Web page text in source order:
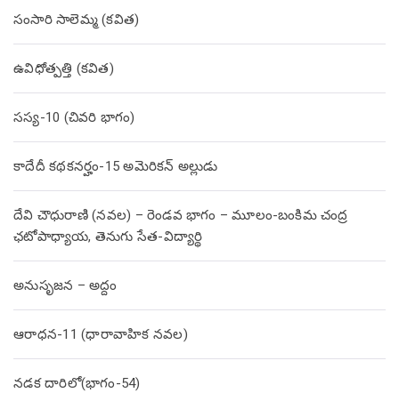
సంసారి సాలెమ్మ (కవిత)
ఉవిధోత్పత్తి (కవిత)
సస్య-10 (చివరి భాగం)
కాదేదీ కథకనర్హం-15 అమెరికన్ అల్లుడు
దేవి చౌధురాణి (నవల) – రెండవ భాగం – మూలం-బంకిమ చంద్ర
ఛటోపాధ్యాయ, తెనుగు సేత-విద్యార్థి
అనుసృజన – అద్దం
ఆరాధన-11 (ధారావాహిక నవల)
నడక దారిలో(భాగం-54)